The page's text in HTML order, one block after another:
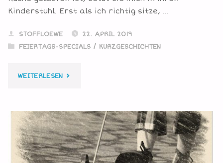
Kinderstuhl. Erst als ich richtig sitze, …
STOFFLOEWE
22. APRIL 2019
FEIERTAGS-SPECIALS/ KURZGESCHICHTEN
WEITERLESEN"EI,
EI,
WIE
SCHÖN